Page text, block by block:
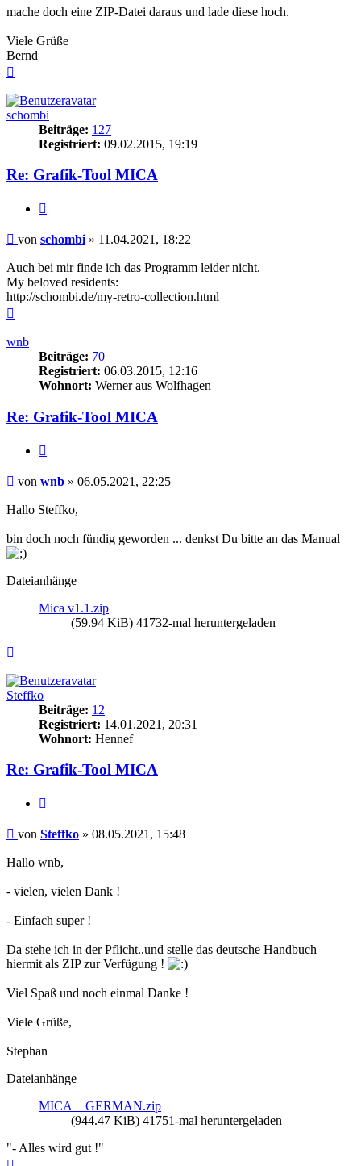
mache doch eine ZIP-Datei daraus und lade diese hoch.
Viele Grüße
Bernd
schombi
Beiträge: 127
Registriert: 09.02.2015, 19:19
Re: Grafik-Tool MICA
Beitrag
von schombi » 11.04.2021, 18:22
Auch bei mir finde ich das Programm leider nicht.
My beloved residents:
http://schombi.de/my-retro-collection.html
wnb
Beiträge: 70
Registriert: 06.03.2015, 12:16
Wohnort: Werner aus Wolfhagen
Re: Grafik-Tool MICA
Beitrag
von wnb » 06.05.2021, 22:25
Hallo Steffko,
bin doch noch fündig geworden ... denkst Du bitte an das Manual
Dateianhänge
Mica v1.1.zip
(59.94 KiB) 41732-mal heruntergeladen
Steffko
Beiträge: 12
Registriert: 14.01.2021, 20:31
Wohnort: Hennef
Re: Grafik-Tool MICA
Beitrag
von Steffko » 08.05.2021, 15:48
Hallo wnb,
- vielen, vielen Dank !
- Einfach super !
Da stehe ich in der Pflicht..und stelle das deutsche Handbuch
hiermit als ZIP zur Verfügung !
Viel Spaß und noch einmal Danke !
Viele Grüße,
Stephan
Dateianhänge
MICA__GERMAN.zip
(944.47 KiB) 41751-mal heruntergeladen
"- Alles wird gut !"